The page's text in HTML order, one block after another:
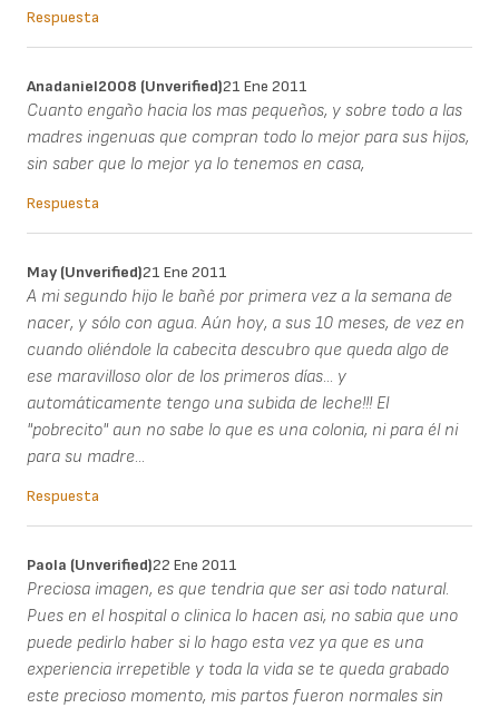
Respuesta
Anadaniel2008 (unverified)21 Ene 2011
Cuanto engaño hacia los mas pequeños, y sobre todo a las
madres ingenuas que compran todo lo mejor para sus hijos,
sin saber que lo mejor ya lo tenemos en casa,
Respuesta
May (unverified)21 Ene 2011
A mi segundo hijo le bañé por primera vez a la semana de
nacer, y sólo con agua. Aún hoy, a sus 10 meses, de vez en
cuando oliéndole la cabecita descubro que queda algo de
ese maravilloso olor de los primeros días... y
automáticamente tengo una subida de leche!!! El
"pobrecito" aun no sabe lo que es una colonia, ni para él ni
para su madre...
Respuesta
Paola (unverified)22 Ene 2011
Preciosa imagen, es que tendria que ser asi todo natural.
Pues en el hospital o clinica lo hacen asi, no sabia que uno
puede pedirlo haber si lo hago esta vez ya que es una
experiencia irrepetible y toda la vida se te queda grabado
este precioso momento, mis partos fueron normales sin